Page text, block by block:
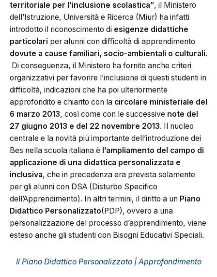
territoriale per l’inclusione scolastica”, il Ministero
dell’Istruzione, Università e Ricerca (Miur) ha infatti
introdotto il riconoscimento di esigenze didattiche
particolari per alunni con difficoltà di apprendimento
dovute a cause familiari, socio-ambientali o culturali.
Di conseguenza, il Ministero ha fornito anche criteri
organizzativi per favorire l’inclusione di questi studenti in
difficoltà, indicazioni che ha poi ulteriormente
approfondito e chiarito con la circolare ministeriale del
6 marzo 2013, così come con le successive note del
27 giugno 2013 e del 22 novembre 2013. Il nucleo
centrale e la novità più importante dell’introduzione dei
Bes nella scuola italiana è l’ampliamento del campo di
applicazione di una didattica personalizzata e
inclusiva, che in precedenza era prevista solamente
per gli alunni con DSA (Disturbo Specifico
dell’Apprendimento). In altri termini, il diritto a un Piano
Didattico Personalizzato(PDP), ovvero a una
personalizzazione del processo d’apprendimento, viene
esteso anche gli studenti con Bisogni Educativi Speciali.
Il Piano Didattico Personalizzato | Approfondimento